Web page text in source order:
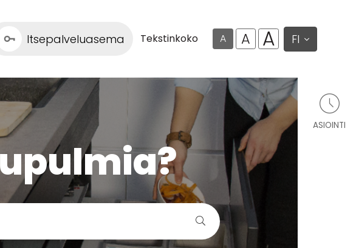
Itsepalveluasema Tekstinkoko A A A FI
ASIOINTI